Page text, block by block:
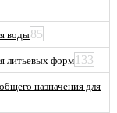
воды85
литьевых форм 133
назначения для